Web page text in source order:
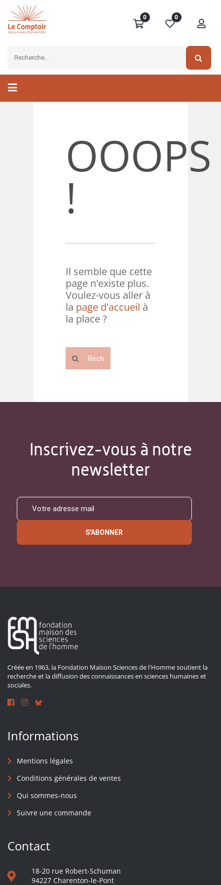
0 0
OOOPS
!
Il semble que cette
page n'existe plus.
Voulez-vous aller à
la page d'accueil à
la place ?
Inscrivez-vous à notre
newsletter
S'ABONNER
Créée en 1963, la Fondation Maison Sciences de l'Homme soutient la
recherche et la diffusion des connaissances en sciences humaines et
sociales.
Informations
Mentions légales
Conditions générales de ventes
Qui sommes-nous
Suivre une commande
Contact
18-20 rue Robert-Schuman
94227 Charenton-le-Pont